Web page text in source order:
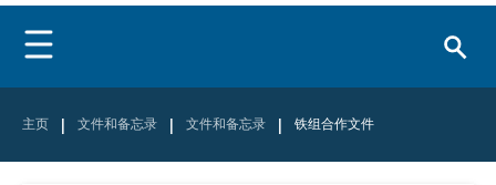
主页 | 文件和备忘录 | 文件和备忘录 | 铁组合作文件